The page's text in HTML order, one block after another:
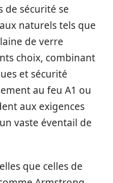
de sécurité se
naturels tels que
de verre
choix, combinant
et sécurité
au feu A1 ou
aux exigences
vaste éventail de
que celles de